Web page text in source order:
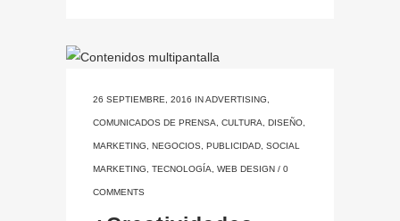
26 SEPTIEMBRE, 2016 INADVERTISING
COMUNICADOS DE PRENSA CULTURA DISEÑO
MARKETING NEGOCIOS PUBLICIDAD SOCIAL
MARKETING TECNOLOGÍA WEB DESIGN / 0
COMMENTS